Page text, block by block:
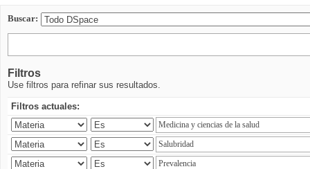
Buscar:
Filtros
Use filtros para refinar sus resultados.
Filtros actuales: